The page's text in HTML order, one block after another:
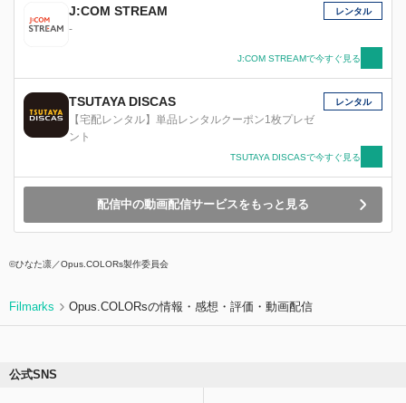
リフェス』は、学院の秩序という名の権力に支配
J:COM STREAM
-
レンタル
J:COM STREAMで今すぐ見る
TSUTAYA DISCAS
【宅配レンタル】単品レンタルクーポン1枚プレゼ
ント
レンタル
TSUTAYA DISCASで今すぐ見る
配信中の動画配信サービスをもっと見る
©ひなた凛／Opus.COLORs製作委員会
Filmarks Opus.COLORsの情報・感想・評価・動画配信
公式SNS